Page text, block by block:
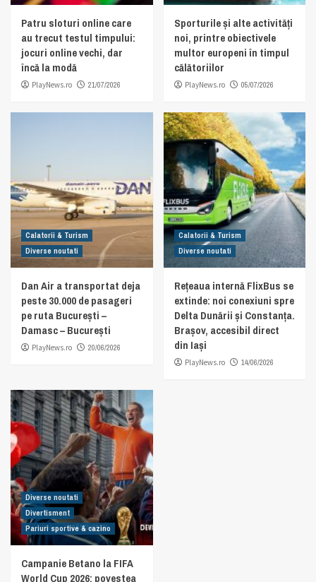
Patru sloturi online care
au trecut testul timpului:
jocuri online vechi, dar
încă la modă
PlayNews.ro 21/07/2026
Sporturile și alte activități
noi, printre obiectivele
multor europeni în timpul
călătoriilor
PlayNews.ro 05/07/2026
Calatorii & Turism
Diverse noutati
Dan Air a transportat deja
peste 30.000 de pasageri
pe ruta București –
Damasc – București
PlayNews.ro 20/06/2026
Calatorii & Turism
Diverse noutati
Rețeaua internă FlixBus se
extinde: noi conexiuni spre
Delta Dunării și Constanța.
Brașov, accesibil direct
din Iași
PlayNews.ro 14/06/2026
Diverse noutati
Divertisment
Pariuri sportive & cazino
Campanie Betano la FIFA
World Cup 2026: povestea